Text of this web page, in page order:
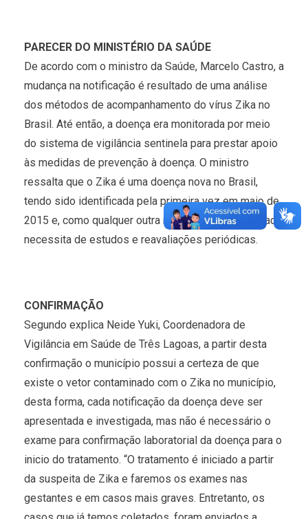
PARECER DO MINISTÉRIO DA SAÚDE
De acordo com o ministro da Saúde, Marcelo Castro, a
mudança na notificação é resultado de uma análise
dos métodos de acompanhamento do vírus Zika no
Brasil. Até então, a doença era monitorada por meio
do sistema de vigilância sentinela para prestar apoio
às medidas de prevenção à doença. O ministro
ressalta que o Zika é uma doença nova no Brasil,
tendo sido identificada pela primeira vez em maio de
2015 e, como qualquer outra nova doença identificada,
necessita de estudos e reavaliações periódicas.
CONFIRMAÇÃO
Segundo explica Neide Yuki, Coordenadora de
Vigilância em Saúde de Três Lagoas, a partir desta
confirmação o município possui a certeza de que
existe o vetor contaminado com o Zika no município,
desta forma, cada notificação da doença deve ser
apresentada e investigada, mas não é necessário o
exame para confirmação laboratorial da doença para o
inicio do tratamento. “O tratamento é iniciado a partir
da suspeita de Zika e faremos os exames nas
gestantes e em casos mais graves. Entretanto, os